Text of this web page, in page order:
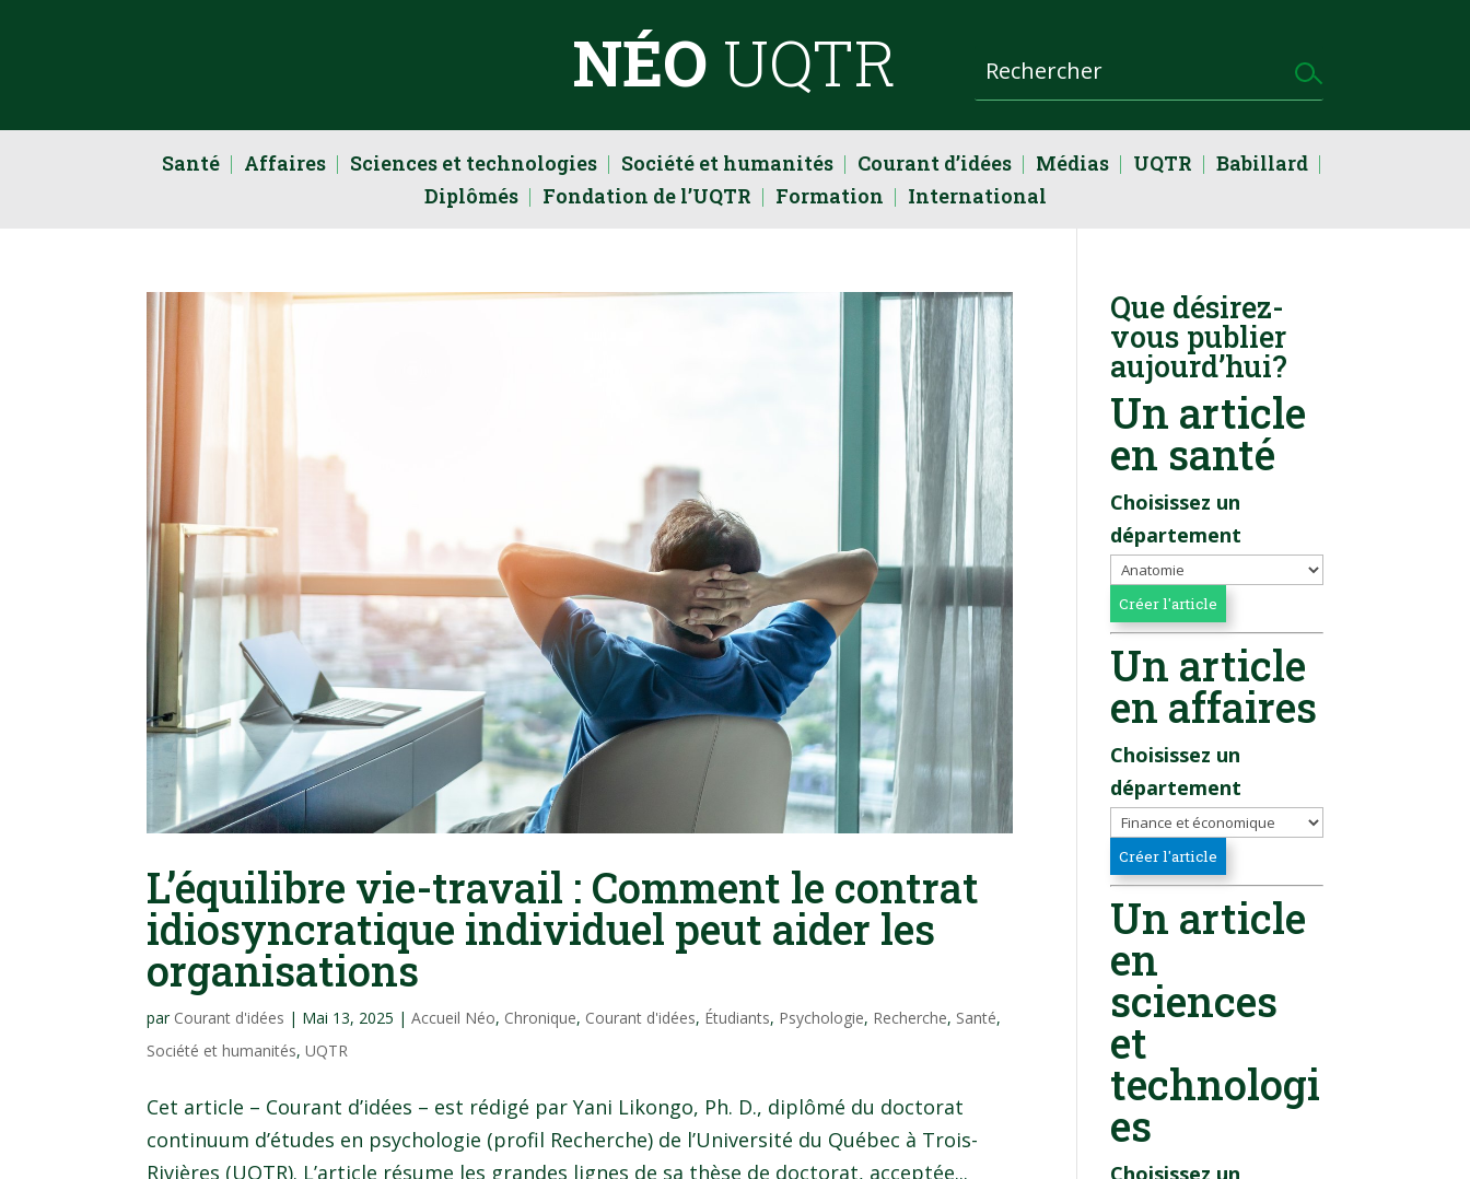
NÉO UQTR
Santé Affaires Sciences et technologies Société et humanités Courant d’idées Médias UQTR
Babillard
Diplômés
Fondation de l’UQTR Formation International
L’équilibre vie-travail : Comment le contrat
idiosyncratique individuel peut aider les
organisations
par Courant d'idées | Mai 13, 2025 |Accueil Néo, Chronique, Courant d'idées, Étudiants, Psychologie, Recherche, Santé,
Société et humanités,UQTR
Cet article – Courant d’idées – est rédigé par Yani Likongo, Ph. D., diplômé du doctorat
continuum d’études en psychologie (profil Recherche) de l’Université du Québec à Trois-
Rivières (UQTR). L’article résume les grandes lignes de sa thèse de doctorat, acceptée...
Que désirez-
vous publier
aujourd’hui?
Un article
en santé
Choisissez un
département
Un article
en affaires
Choisissez un
département
Un article
en
sciences
et
technologi
es
Choisissez un